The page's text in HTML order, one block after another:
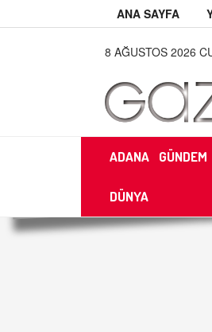
ANA SAYFA
8 AĞUSTOS 2026
ADANA GÜNDEM
DÜNYA